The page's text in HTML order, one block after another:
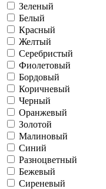
Зеленый
Белый
Красный
Желтый
Серебристый
Фиолетовый
Бордовый
Коричневый
Черный
Оранжевый
Золотой
Малиновый
Синий
Разноцветный
Бежевый
Сиреневый